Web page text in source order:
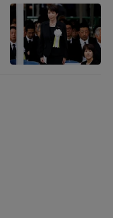
全可以沉浸其
桥梁，超越了
音乐正是其中